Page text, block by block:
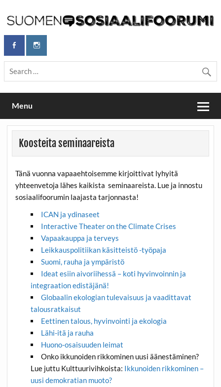
content
Maailmanparannuspäivät / Suomen
Sosiaalifoorumi
Maailmanparannuspäivät Lapinlahden Lähteellä, Helsingissä
26.–27.9.2026
Menu
Koosteita seminaareista
Tänä vuonna vapaaehtoisemme kirjoittivat lyhyitä
yhteenvetoja lähes kaikista seminaareista. Lue ja innostu
sosiaalifoorumin laajasta tarjonnasta!
ICAN ja ydinaseet
Interactive Theater on the Climate Crises
Vapaakauppa ja terveys
Leikkauspolitiikan käsitteistö -työpaja
Suomi, rauha ja ympäristö
Ideat esiin aivoriihessä – koti hyvinvoinnin ja
integraation edistäjänä!
Globaalin ekologian tulevaisuus ja vaadittavat
talousratkaisut
Eettinen talous, hyvinvointi ja ekologia
Lähi-itä ja rauha
Huono-osaisuuden leimat
Onko ikkunoiden rikkominen uusi äänestäminen?
Lue juttu Kulttuurivihkoista: Ikkunoiden rikkominen –
uusi demokratian muoto?